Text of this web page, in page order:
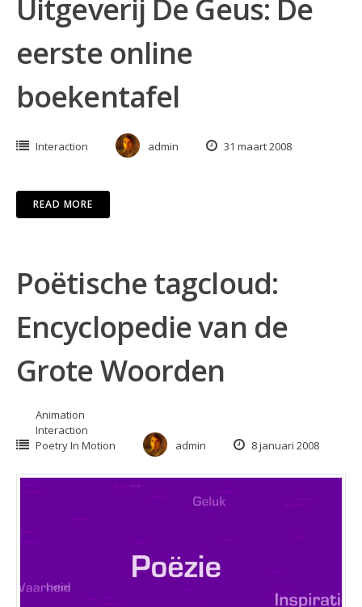
Uitgeverij De Geus: De
eerste online
boekentafel
Interaction admin 31 maart 2008
READ MORE
Poëtische tagcloud:
Encyclopedie van de
Grote Woorden
Animation
Interaction
Poetry In Motion
admin 8 januari 2008